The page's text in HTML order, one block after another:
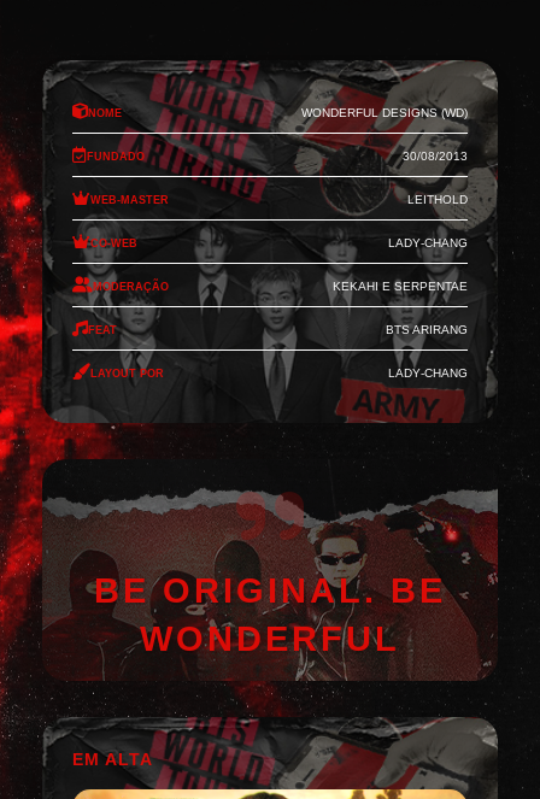
Nome Wonderful Designs (WD)
Fundado 30/08/2013
Web-Master Leithold
Co-Web Lady-Chang
Moderação Kekahi e Serpentae
Feat BTS Arirang
Layout por Lady-Chang
BE ORIGINAL. BE
WONDERFUL
EM ALTA